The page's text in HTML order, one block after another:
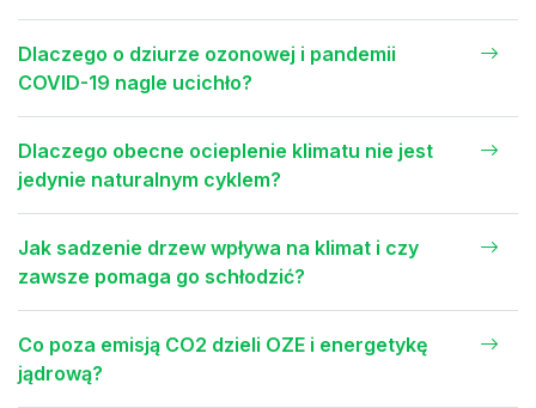
Dlaczego o dziurze ozonowej i pandemii
COVID-19 nagle ucichło?
Dlaczego obecne ocieplenie klimatu nie jest
jedynie naturalnym cyklem?
Jak sadzenie drzew wpływa na klimat i czy
zawsze pomaga go schłodzić?
Co poza emisją CO2 dzieli OZE i energetykę
jądrową?